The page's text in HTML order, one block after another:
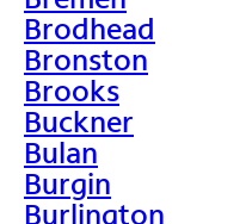
Brodhead
Bronston
Brooks
Buckner
Bulan
Burgin
Burlington